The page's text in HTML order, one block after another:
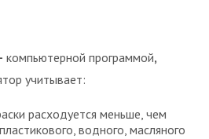
компьютерной программой,
учитывает:
расходуется меньше, чем
водного, масляного